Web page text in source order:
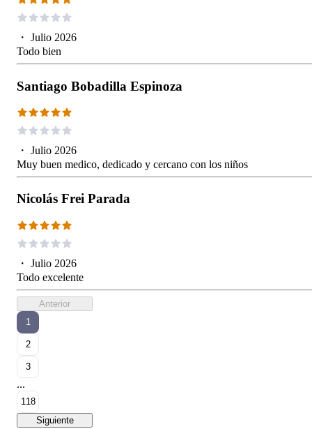
・ Julio 2026
Todo bien
Santiago Bobadilla Espinoza
・ Julio 2026
Muy buen medico, dedicado y cercano con los niños
Nicolás Frei Parada
・ Julio 2026
Todo excelente
Anterior
1
2
3
...
118
Siguiente